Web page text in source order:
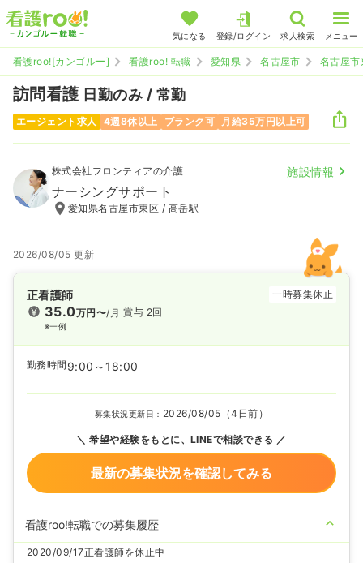
気になる 登録/ログイン 求人検索 メニュー
看護roo![カンゴルー] 看護roo! 転職 愛知県 名古屋市 名古屋市
訪問看護 日勤のみ / 常勤
エージェント求人 4週8休以上 ブランク可 月給35万円以上可
株式会社フロンティアの介護 施設情報
ナーシングサポート
愛知県名古屋市東区 / 高岳駅
2026/08/05 更新
正看護師 一時募集休止
35.0万円〜/月
※一例
賞与 2回
勤務時間 9:00～18:00
募集状況更新日： 2026/08/05（4日前）
希望や経験をもとに、LINEで相談できる
最新の募集状況を確認してみる
看護roo!転職での募集履歴
2020/09/17正看護師を休止中